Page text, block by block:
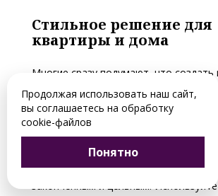
Стильное решение для
квартиры и дома
Многие сразу подумают, что создать
таком стиле сложно и практически
сознании людей сформировалось
создание эстетически
подвластно только дизайнерам. На
не так. Вы сами сможете создать
интерьер в стиле модерн. Главное,
деталям. Именно детали делают
законченным и цельным.
Продолжая использовать наш сайт,
вы соглашаетесь на обработку
cookie-файлов
Понятно